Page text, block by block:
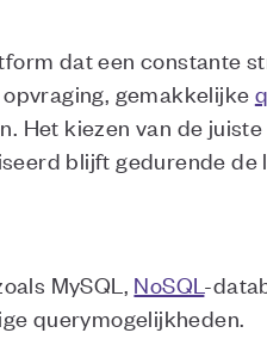
dat een constante
gemakkelijke
Het kiezen van de
blijft gedurende de
MySQL, NoSQL -
querymogelijkheden.